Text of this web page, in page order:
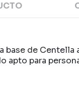
de
apto para